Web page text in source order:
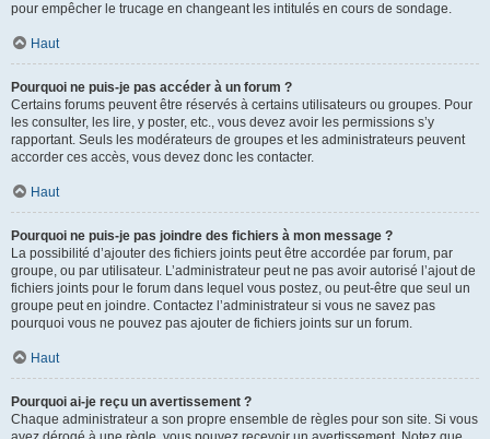
pour empêcher le trucage en changeant les intitulés en cours de sondage.
Haut
Pourquoi ne puis-je pas accéder à un forum ?
Certains forums peuvent être réservés à certains utilisateurs ou groupes. Pour
les consulter, les lire, y poster, etc., vous devez avoir les permissions s’y
rapportant. Seuls les modérateurs de groupes et les administrateurs peuvent
accorder ces accès, vous devez donc les contacter.
Haut
Pourquoi ne puis-je pas joindre des fichiers à mon message ?
La possibilité d’ajouter des fichiers joints peut être accordée par forum, par
groupe, ou par utilisateur. L’administrateur peut ne pas avoir autorisé l’ajout de
fichiers joints pour le forum dans lequel vous postez, ou peut-être que seul un
groupe peut en joindre. Contactez l’administrateur si vous ne savez pas
pourquoi vous ne pouvez pas ajouter de fichiers joints sur un forum.
Haut
Pourquoi ai-je reçu un avertissement ?
Chaque administrateur a son propre ensemble de règles pour son site. Si vous